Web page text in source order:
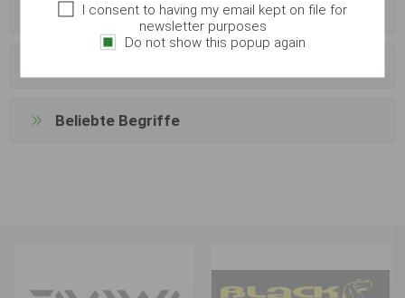
Hersteller
Beliebte Begriffe
I consent to having my email kept on file for
newsletter purposes
Do not show this popup again